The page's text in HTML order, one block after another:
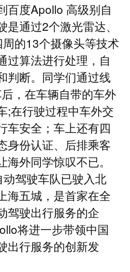
百度Apollo 高级别自
通过2个激光雷达、
的13个摄像头等技术
过算法进行处理，自
判断。同学们通过线
后，在车辆自带的车外
;在行驶过程中车外交
车安全；车上还有四
身份认证、后排乘客
外同学惊叹不已。
动驾驶车队已驶入北
海五城，是首家在全
驾驶出行服务的企
将进一步带领中国
出行服务的创新发